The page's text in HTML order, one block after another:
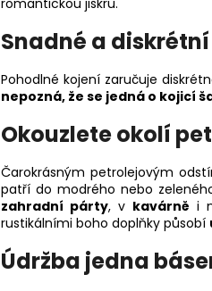
Snadné a
Pohodlné kojení zaručuje
nepozná, že se jedná o kojicí
Okouzlete okolí
Čarokrásným petrolejovým
patří do modrého nebo
zahradní párty, v kavárně i
rustikálními boho doplňky působí
Údržba jedna